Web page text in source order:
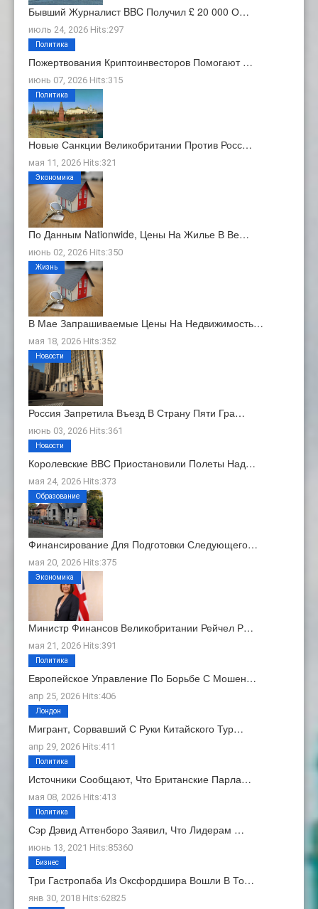
Бывший Журналист BBC Получил £ 20 000 О…
июль 24, 2026 Hits:297
Пожертвования Криптоинвесторов Помогают …
июнь 07, 2026 Hits:315
Политика
Новые Санкции Великобритании Против Росс…
мая 11, 2026 Hits:321
Политика
По Данным Nationwide, Цены На Жилье В Ве…
июнь 02, 2026 Hits:350
Экономика
В Мае Запрашиваемые Цены На Недвижимость…
мая 18, 2026 Hits:352
Жизнь
Россия Запретила Въезд В Страну Пяти Гра…
июнь 03, 2026 Hits:361
Новости
Королевские ВВС Приостановили Полеты Над…
мая 24, 2026 Hits:373
Новости
Финансирование Для Подготовки Следующего…
мая 20, 2026 Hits:375
Образование
Министр Финансов Великобритании Рейчел Р…
мая 21, 2026 Hits:391
Экономика
Европейское Управление По Борьбе С Мошен…
апр 25, 2026 Hits:406
Политика
Мигрант, Сорвавший С Руки Китайского Тур…
апр 29, 2026 Hits:411
Лондон
Источники Сообщают, Что Британские Парла…
мая 08, 2026 Hits:413
Политика
Сэр Дэвид Аттенборо Заявил, Что Лидерам …
июнь 13, 2021 Hits:85360
Политика
Три Гастропаба Из Оксфордшира Вошли В То…
янв 30, 2018 Hits:62825
Бизнес